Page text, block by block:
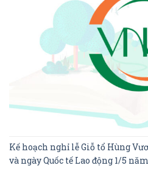
Kế hoạch nghỉ lễ Giỗ tổ Hùng
và ngày Quốc tế Lao động 1/5